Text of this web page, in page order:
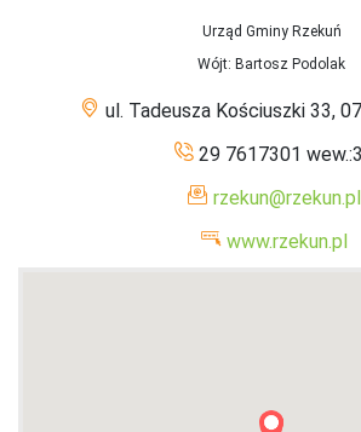
Urząd Gminy Rzekuń
Wójt: Bartosz Podolak
ul. Tadeusza Kościuszki 33,
29 7617301
rzekun@rzekun.pl
www.rzekun.pl